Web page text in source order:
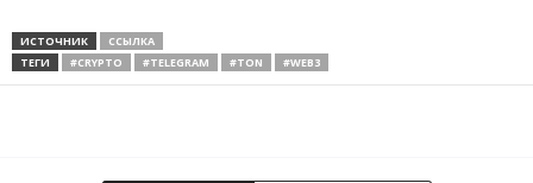
ИСТОЧНИК
ССЫЛКА
ТЕГИ
#CRYPTO #TELEGRAM #TON #WEB3